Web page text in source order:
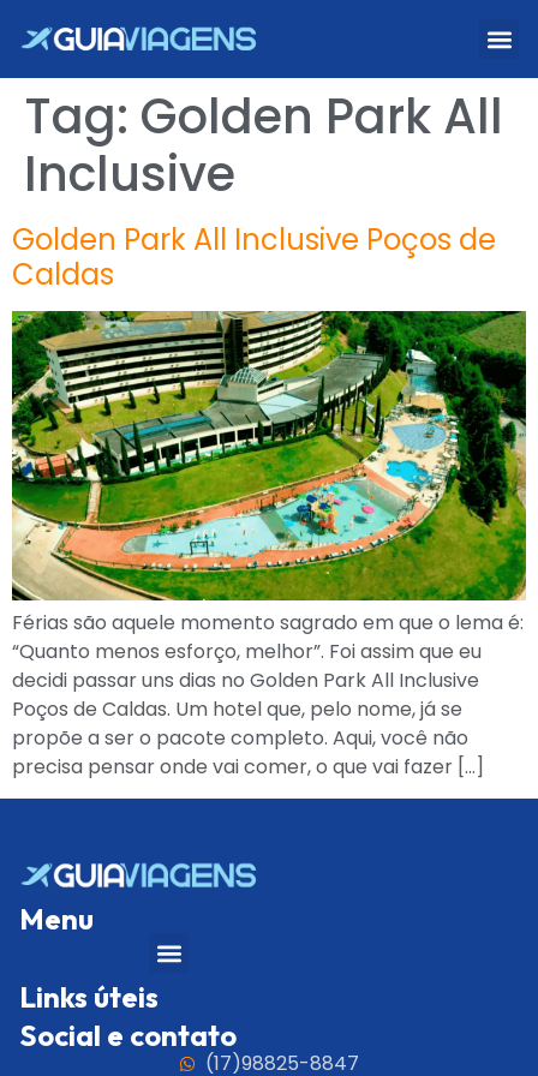
Tag: Golden Park All
Inclusive
Golden Park All Inclusive Poços de
Caldas
Férias são aquele momento sagrado em que o lema é:
“Quanto menos esforço, melhor”. Foi assim que eu
decidi passar uns dias no Golden Park All Inclusive
Poços de Caldas. Um hotel que, pelo nome, já se
propõe a ser o pacote completo. Aqui, você não
precisa pensar onde vai comer, o que vai fazer […]
Menu
Links úteis
Social e contato
(17)98825-8847